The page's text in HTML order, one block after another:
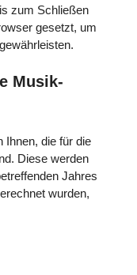
zum Schließen
gesetzt, um
Musik-
Ihnen, die für die
Diese werden
Jahres
wurden,